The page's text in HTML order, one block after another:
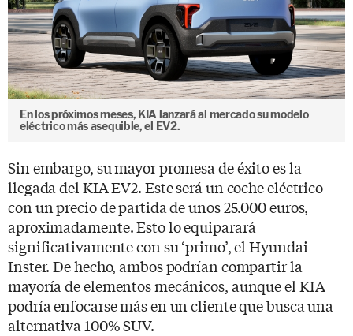
En los próximos meses, KIA lanzará al mercado su modelo
eléctrico más asequible, el EV2.
Sin embargo, su mayor promesa de éxito es la
llegada del KIA EV2. Este será un coche eléctrico
con un precio de partida de unos 25.000 euros,
aproximadamente. Esto lo equiparará
significativamente con su ‘primo’, el Hyundai
Inster. De hecho, ambos podrían compartir la
mayoría de elementos mecánicos, aunque el KIA
podría enfocarse más en un cliente que busca una
alternativa 100% SUV.